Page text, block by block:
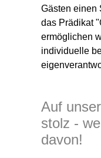
Gästen einen
das Prädikat
ermöglichen
individuelle
Auf
stolz -
davon!